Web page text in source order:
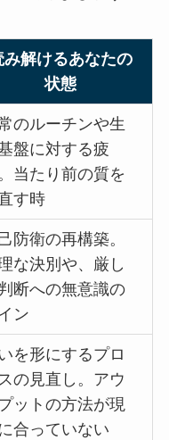
み解けるあなたの
状態
のルーチンや生
盤に対する疲
当たり前の質を
す時
防衛の再構築。
な決別や、厳し
断への無意識の
ン
を形にするプロ
の見直し。アウ
ットの方法が現
合っていない